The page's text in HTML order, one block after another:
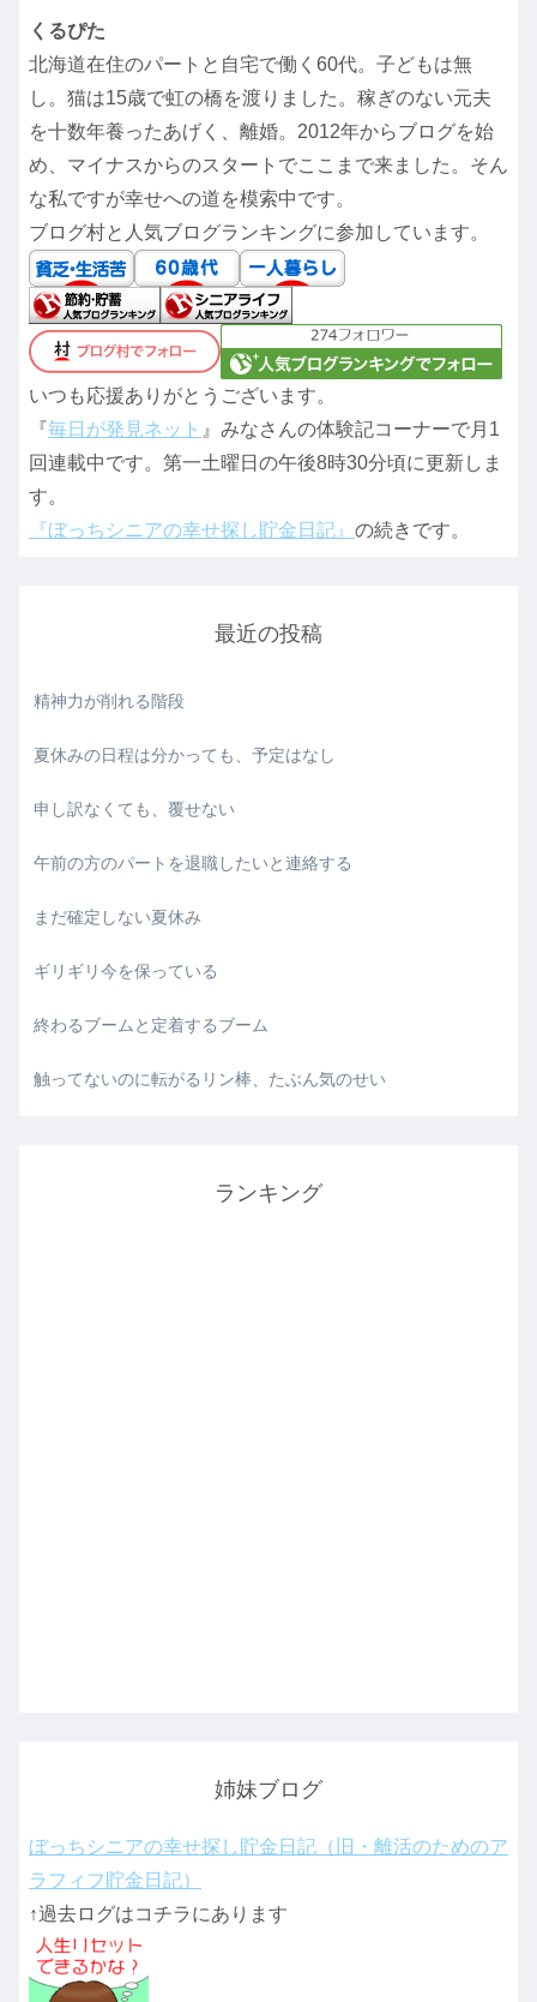
くるぴた
北海道在住のパートと自宅で働く60代。子どもは無
し。猫は15歳で虹の橋を渡りました。稼ぎのない元夫
を十数年養ったあげく、離婚。2012年からブログを始
め、マイナスからのスタートでここまで来ました。そん
な私ですが幸せへの道を模索中です。
ブログ村と人気ブログランキングに参加しています。
いつも応援ありがとうございます。
『毎日が発見ネット 』みなさんの体験記コーナーで月1
回連載中です。第一土曜日の午後8時30分頃に更新しま
す。
『ぼっちシニアの幸せ探し貯金日記』 の続きです。
最近の投稿
精神力が削れる階段
夏休みの日程は分かっても、予定はなし
申し訳なくても、覆せない
午前の方のパートを退職したいと連絡する
まだ確定しない夏休み
ギリギリ今を保っている
終わるブームと定着するブーム
触ってないのに転がるリン棒、たぶん気のせい
ランキング
姉妹ブログ
ぼっちシニアの幸せ探し貯金日記（旧・離活のためのア
ラフィフ貯金日記）
↑過去ログはコチラにあります